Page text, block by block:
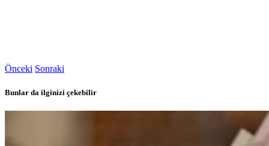
Önceki Sonraki
Bunlar da ilginizi çekebilir